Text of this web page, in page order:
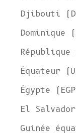
Djibouti
Dominique
République
Équateur
El
Guinée